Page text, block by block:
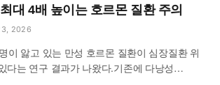
대 4배 높이는 호르몬 질환 주의
2026
이 앓고 있는 만성 호르몬 질환이 심장질환 위
다는 연구 결과가 나왔다.기존에 다낭성…